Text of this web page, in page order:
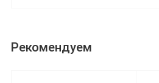
Рекомендуем